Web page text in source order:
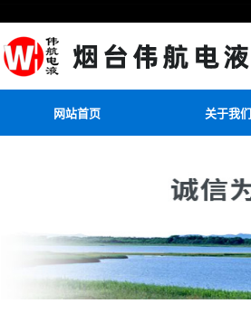
网站首页 关于我们